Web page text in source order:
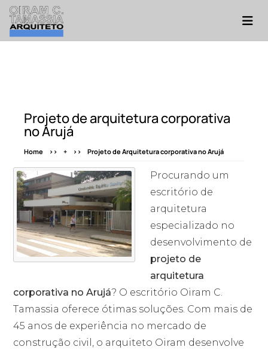
Projeto de arquitetura corporativa
no Arujá
Home + Projeto de Arquitetura corporativa no Arujá
Procurando um
escritório de
arquitetura
especializado no
desenvolvimento de
projeto de
arquitetura
corporativa no Arujá? O escritório Oiram C.
Tamassia oferece ótimas soluções. Com mais de
45 anos de experiência no mercado de
construção civil, o arquiteto Oiram desenvolve